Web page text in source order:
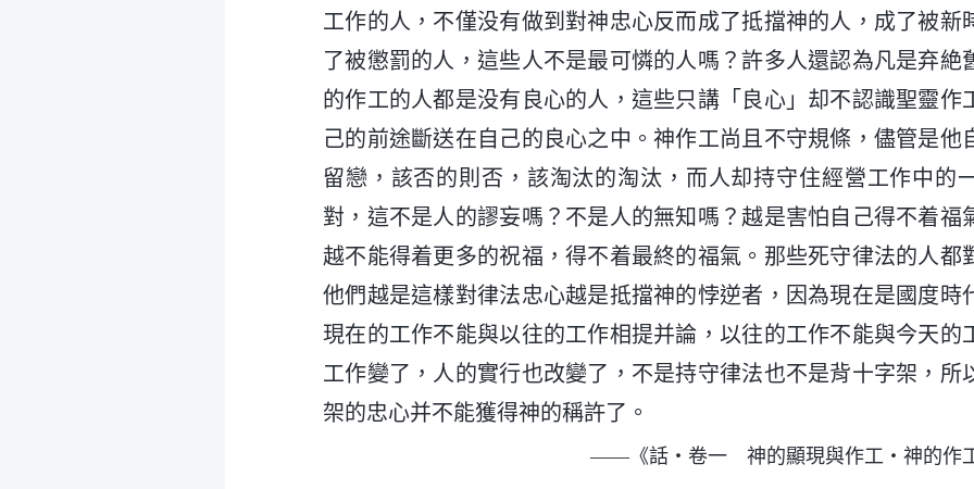
工作的人，不僅没有做到對神忠心反而成了抵擋神的人，成了被新
了被懲罰的人，這些人不是最可憐的人嗎？許多人還認為凡是弃絶
的作工的人都是没有良心的人，這些只講「良心」却不認識聖靈作
己的前途斷送在自己的良心之中。神作工尚且不守規條，儘管是他
留戀，該否的則否，該淘汰的淘汰，而人却持守住經營工作中的
對，這不是人的謬妄嗎？不是人的無知嗎？越是害怕自己得不着福
越不能得着更多的祝福，得不着最終的福氣。那些死守律法的人都
他們越是這樣對律法忠心越是抵擋神的悖逆者，因為現在是國度時
現在的工作不能與以往的工作相提并論，以往的工作不能與今天的
工作變了，人的實行也改變了，不是持守律法也不是背十字架，所
架的忠心并不能獲得神的稱許了。
——《話・卷一 神的顯現與作工・神的作